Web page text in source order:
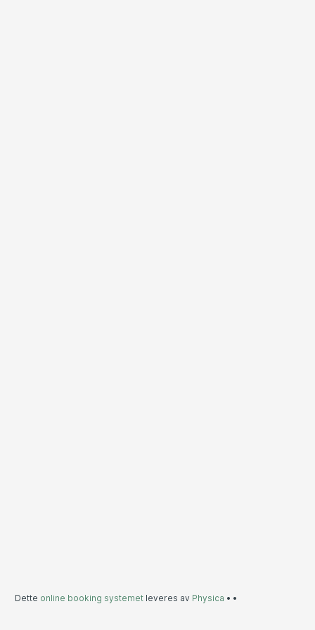
Dette online booking systemetleveres av Physica • •